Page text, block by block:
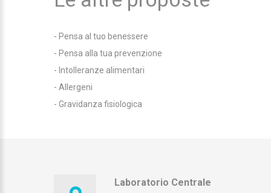
- Pensa al tuo benessere
- Pensa alla tua prevenzione
- Intolleranze alimentari
- Allergeni
- Gravidanza fisiologica
Laboratorio Centrale